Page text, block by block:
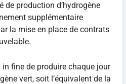
de production d’hydrogène
supplémentaire
la mise en place de contrats
in fine de produire chaque jour
vert, soit l’équivalent de la